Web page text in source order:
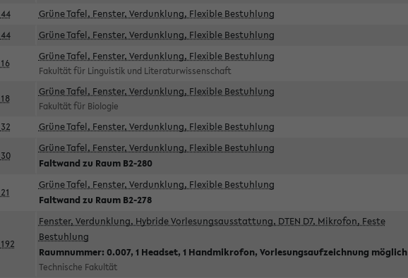
44 Grüne Tafel, Fenster, Verdunklung, Flexible Bestuhlung
44 Grüne Tafel, Fenster, Verdunklung, Flexible Bestuhlung
16
Grüne Tafel, Fenster, Verdunklung, Flexible Bestuhlung
Fakultät für Linguistik und Literaturwissenschaft
18
Grüne Tafel, Fenster, Verdunklung, Flexible Bestuhlung
Fakultät für Biologie
32 Grüne Tafel, Fenster, Verdunklung, Flexible Bestuhlung
30
Grüne Tafel, Fenster, Verdunklung, Flexible Bestuhlung
Faltwand zu Raum B2-280
21
Grüne Tafel, Fenster, Verdunklung, Flexible Bestuhlung
Faltwand zu Raum B2-278
192
Fenster, Verdunklung, Hybride Vorlesungsausstattung, DTEN D7, Mikrofon, Feste
Bestuhlung
Raumnummer: 0.007, 1 Headset, 1 Handmikrofon, Vorlesungsaufzeichnung möglich
Technische Fakultät